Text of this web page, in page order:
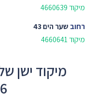
מיקוד 4660639
רחוב שער הים 43
מיקוד 4660641
מיקוד ישן